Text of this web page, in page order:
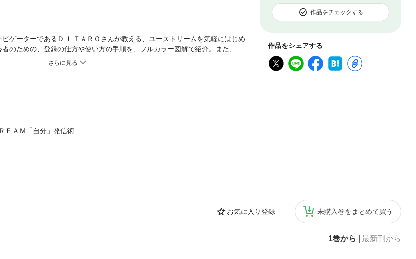
作品をチェックする
作品をシェアする
お気に入り登録 未購入巻をまとめて買う
1巻から 最新刊から
ゲーターであるＤＪ ＴＡＲＯさんが教える、ユーストリームを気軽にはじめ
のための、登録の仕方や使い方の手順を、フルカラー図解で紹介。また、
……」「やってみたいけど、なんだか気がひける」「会社で使いたいけれど、
ＥＡＭ「自分」発信術